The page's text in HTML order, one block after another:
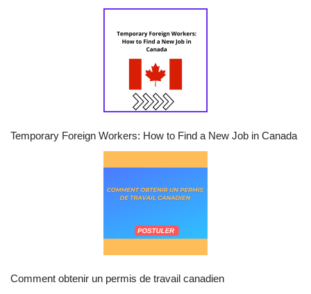
Temporary Foreign Workers: How to Find a New Job in Canada
Comment obtenir un permis de travail canadien